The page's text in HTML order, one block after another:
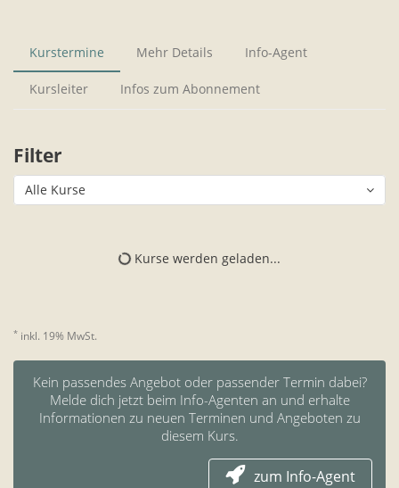
Kurstermine Mehr Details Info-Agent
Kursleiter Infos zum Abonnement
Filter
Alle Kurse
Kurse werden geladen...
* inkl. 19% MwSt.
Kein passendes Angebot oder passender Termin dabei?
Melde dich jetzt beim Info-Agenten an und erhalte
Informationen zu neuen Terminen und Angeboten zu
diesem Kurs.
zum Info-Agent